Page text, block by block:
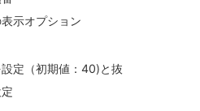
示オプション
定（初期値：40)と抜